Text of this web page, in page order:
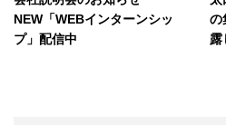
NEW「WEBインターンシッ
プ」配信中
の